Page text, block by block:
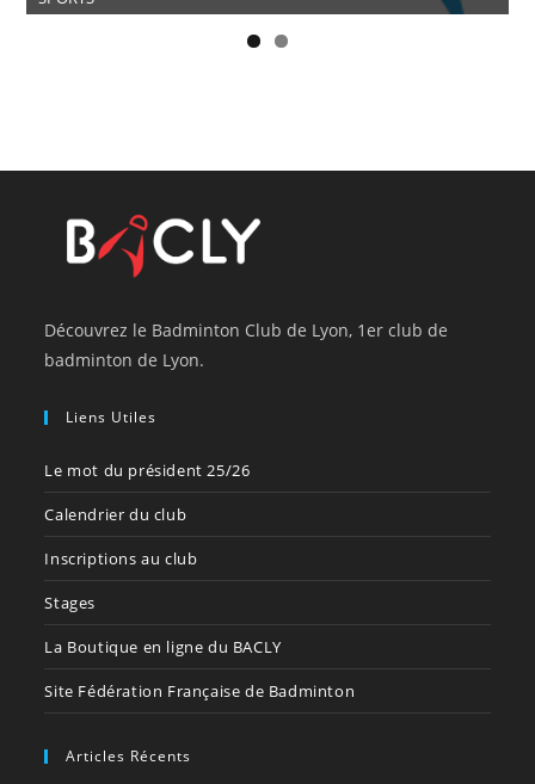
Découvrez le Badminton Club de Lyon, 1er club de
badminton de Lyon.
Liens Utiles
Le mot du président 25/26
Calendrier du club
Inscriptions au club
Stages
La Boutique en ligne du BACLY
Site Fédération Française de Badminton
Articles Récents